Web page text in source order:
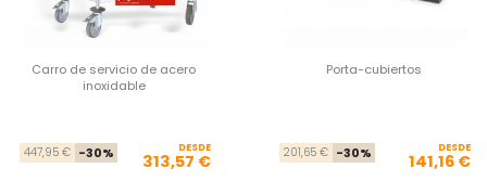
Carro de servicio de acero
inoxidable
Precio base
447,95 € -30% Precio
DESDE
313,57 €
Porta-cubiertos
201,65 € -30% DESDE
141,16 €